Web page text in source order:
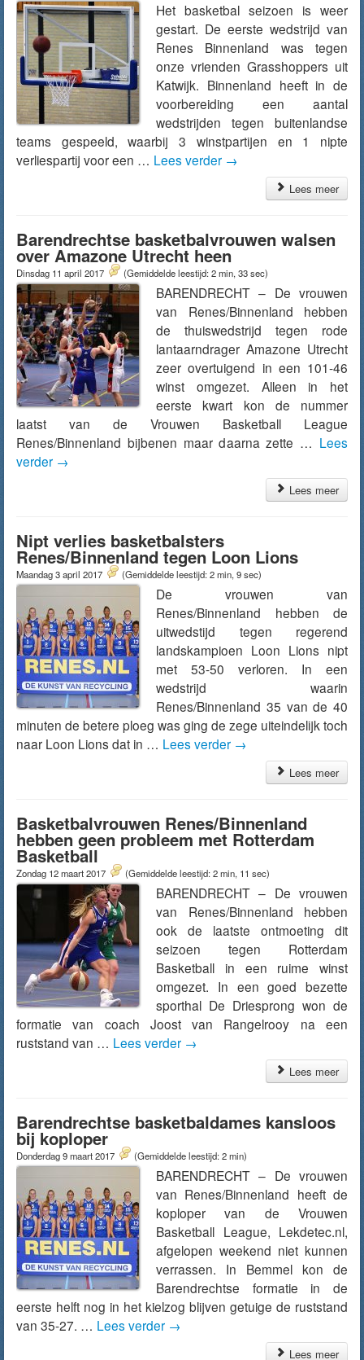
Het basketbal seizoen is weer
gestart. De eerste wedstrijd van
Renes Binnenland was tegen
onze vrienden Grasshoppers uit
Katwijk. Binnenland heeft in de
voorbereiding een aantal
wedstrijden tegen buitenlandse
teams gespeeld, waarbij 3 winstpartijen en 1 nipte
verliespartij voor een … Lees verder →
Lees meer
Barendrechtse basketbalvrouwen walsen
over Amazone Utrecht heen
Dinsdag 11 april 2017 (Gemiddelde leestijd: 2 min, 33 sec)
BARENDRECHT – De vrouwen
van Renes/Binnenland hebben
de thuiswedstrijd tegen rode
lantaarndrager Amazone Utrecht
zeer overtuigend in een 101-46
winst omgezet. Alleen in het
eerste kwart kon de nummer
laatst van de Vrouwen Basketball League
Renes/Binnenland bijbenen maar daarna zette … Lees
verder →
Lees meer
Nipt verlies basketbalsters
Renes/Binnenland tegen Loon Lions
Maandag 3 april 2017 (Gemiddelde leestijd: 2 min, 9 sec)
De vrouwen van
Renes/Binnenland hebben de
uitwedstijd tegen regerend
landskampioen Loon Lions nipt
met 53-50 verloren. In een
wedstrijd waarin
Renes/Binnenland 35 van de 40
minuten de betere ploeg was ging de zege uiteindelijk toch
naar Loon Lions dat in … Lees verder →
Lees meer
Basketbalvrouwen Renes/Binnenland
hebben geen probleem met Rotterdam
Basketball
Zondag 12 maart 2017 (Gemiddelde leestijd: 2 min, 11 sec)
BARENDRECHT – De vrouwen
van Renes/Binnenland hebben
ook de laatste ontmoeting dit
seizoen tegen Rotterdam
Basketball in een ruime winst
omgezet. In een goed bezette
sporthal De Driesprong won de
formatie van coach Joost van Rangelrooy na een
ruststand van … Lees verder →
Lees meer
Barendrechtse basketbaldames kansloos
bij koploper
Donderdag 9 maart 2017 (Gemiddelde leestijd: 2 min)
BARENDRECHT – De vrouwen
van Renes/Binnenland heeft de
koploper van de Vrouwen
Basketball League, Lekdetec.nl,
afgelopen weekend niet kunnen
verrassen. In Bemmel kon de
Barendrechtse formatie in de
eerste helft nog in het kielzog blijven getuige de ruststand
van 35-27. … Lees verder →
Lees meer